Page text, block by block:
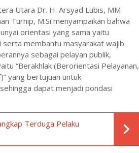
Utara Dr. H. Arsyad Lubis, MM
Turnip, M.Si menyampaikan bahwa
orientasi yang sama yaitu
serta membantu masyarakat wajib
sebagai pelayan publik,
“Berakhlak (Berorientasi Pelayanan,
yang bertujuan untuk
dapat menjadi pondasi
Terduga Pelaku